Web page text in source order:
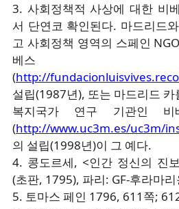
3. 사회정책적 사상에 대한 비
서 단연코 확인된다. 마드리드
고 사회정책 영역의 스페인
베스
(http://
설립(1987년), 또는 마드리드
복지국가 연구 기관인 비
(http://www.uc3m.es/uc3m/
의 설립(1998년)이 그 예다.
4. 콩도르세, <인간 정신의 진
(초판, 1795), 파리: GF-후라마
5. 토마스 페인 1796, 611쪽;